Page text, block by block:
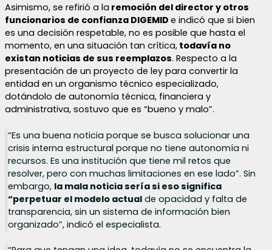
Asimismo, se refirió a la remoción del director y otros
funcionarios de confianza DIGEMID e indicó que si bien
es una decisión respetable, no es posible que hasta el
momento, en una situación tan crítica, todavía no
existan noticias de sus reemplazos. Respecto a la
presentación de un proyecto de ley para convertir la
entidad en un organismo técnico especializado,
dotándolo de autonomía técnica, financiera y
administrativa, sostuvo que es “bueno y malo”.
“Es una buena noticia porque se busca solucionar una
crisis interna estructural porque no tiene autonomía ni
recursos. Es una institución que tiene mil retos que
resolver, pero con muchas limitaciones en ese lado”. Sin
embargo, la mala noticia sería si eso significa
“perpetuar el modelo actual de opacidad y falta de
transparencia, sin un sistema de información bien
organizado”, indicó el especialista.